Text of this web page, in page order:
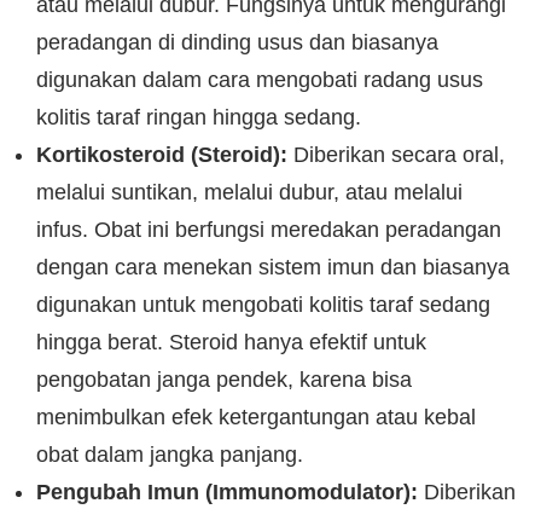
atau melalui dubur. Fungsinya untuk mengurangi
peradangan di dinding usus dan biasanya
digunakan dalam cara mengobati radang usus
kolitis taraf ringan hingga sedang.
Kortikosteroid (Steroid): Diberikan secara oral,
melalui suntikan, melalui dubur, atau melalui
infus. Obat ini berfungsi meredakan peradangan
dengan cara menekan sistem imun dan biasanya
digunakan untuk mengobati kolitis taraf sedang
hingga berat. Steroid hanya efektif untuk
pengobatan janga pendek, karena bisa
menimbulkan efek ketergantungan atau kebal
obat dalam jangka panjang.
Pengubah Imun (Immunomodulator): Diberikan